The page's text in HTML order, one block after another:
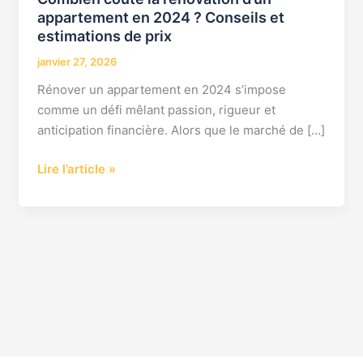
appartement en 2024 ? Conseils et
estimations de prix
janvier 27, 2026
Rénover un appartement en 2024 s’impose
comme un défi mêlant passion, rigueur et
anticipation financière. Alors que le marché de […]
Lire l’article »